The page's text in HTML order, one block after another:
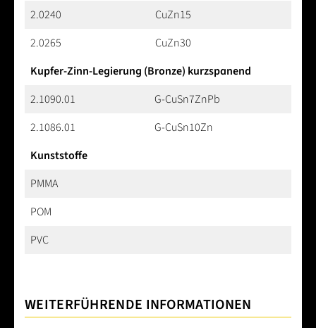
2.0240
CuZn15
2.0265
CuZn30
Kupfer-Zinn-Legierung (Bronze) kurzspanend
2.1090.01
G-CuSn7ZnPb
2.1086.01
G-CuSn10Zn
Kunststoffe
PMMA
POM
PVC
WEITERFÜHRENDE INFORMATIONEN